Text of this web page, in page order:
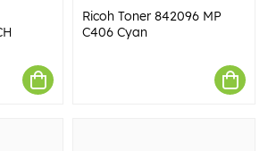
Ricoh Toner 842096 MP
C406 Cyan